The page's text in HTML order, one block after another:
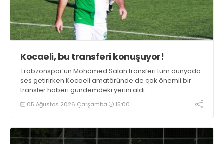
Kocaeli, bu transferi konuşuyor!
Trabzonspor’un Mohamed Salah transferi tüm dünyada
ses getirirken Kocaeli amatöründe de çok önemli bir
transfer haberi gündemdeki yerini aldı.
05 Ağustos 2026 Çarşamba 15:00